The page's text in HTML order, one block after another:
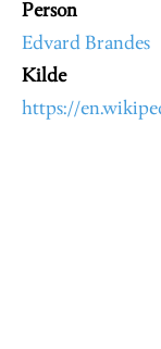
Person
Edvard Brandes
Kilde
https://